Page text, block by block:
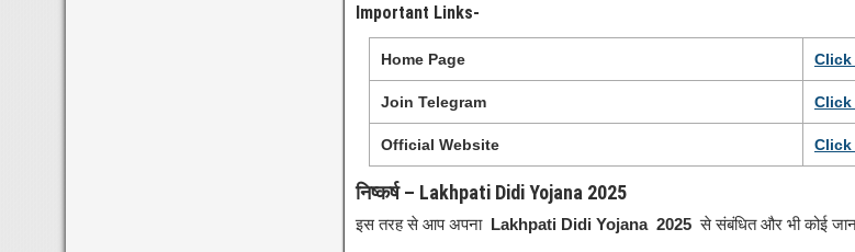
Important Links-
Home Page Click
Join Telegram Click
Official Website Click
निष्कर्ष – Lakhpati Didi Yojana 2025
इस तरह से आप अपना Lakhpati Didi Yojana 2025से संबंधित और भी कोई